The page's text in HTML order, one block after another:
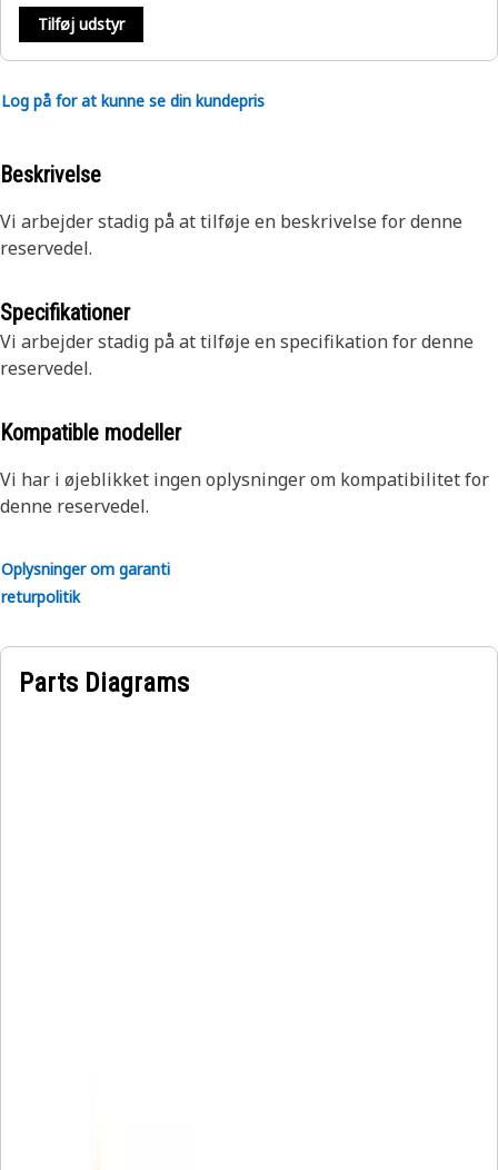
Tilføj udstyr
Log på for at kunne se din kundepris
Beskrivelse
Vi arbejder stadig på at tilføje en beskrivelse for denne
reservedel.
Specifikationer
Vi arbejder stadig på at tilføje en specifikation for denne
reservedel.
Kompatible modeller
Vi har i øjeblikket ingen oplysninger om kompatibilitet for
denne reservedel.
Oplysninger om garanti
returpolitik
Parts Diagrams